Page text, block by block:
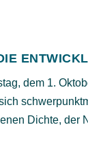
dem 1.
Dichte, der